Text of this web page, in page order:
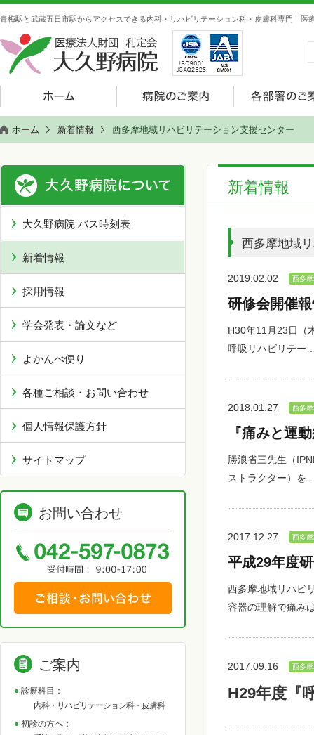
青梅駅と武蔵五日市駅からアクセスできる内科・リハビリテーション科・皮膚科専門 医
ホーム 新着情報 西多摩地域リハビリテーション支援センター
新着情報
西多摩地域
2019.02.02 西多
研修会開催
H30年11月23日（
呼吸リハビリテー
2018.01.27 西多
『痛みと運
勝浪省三先生（
ストラクター）を
2017.12.27 西多
平成29年度
西多摩地域リハビ
容器の理解で痛み
2017.09.16 西多
H29年度『
大久野病院 バス時刻表
新着情報
採用情報
学会発表・論文など
よかんべ便り
各種ご相談・お問い合わせ
個人情報保護方針
サイトマップ
お問い合わせ
ご案内
診療科目：
内科・リハビリテーション科・皮膚科
初診の方へ：